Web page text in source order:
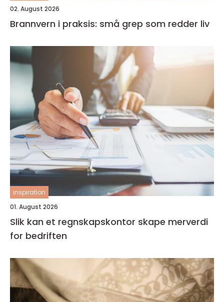
02. August 2026
Brannvern i praksis: små grep som redder liv
inspiration
01. August 2026
Slik kan et regnskapskontor skape merverdi
for bedriften